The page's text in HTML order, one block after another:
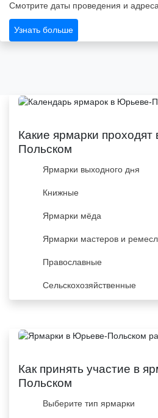
Смотрите даты проведения и
Узнать больше
Какие ярмарки
Польском
Ярмарки выходного дня
Книжные
Ярмарки мёда
Ярмарки мастеров и
Православные
Сельскохозяйственные
Как принять участие в
Польском
Выберите тип ярмарки